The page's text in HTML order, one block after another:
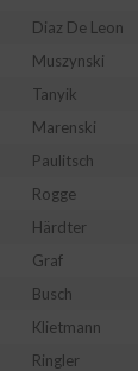
Diaz De Leon
Muszynski
Tanyik
Marenski
Paulitsch
Rogge
Härdter
Graf
Busch
Klietmann
Ringler
oder